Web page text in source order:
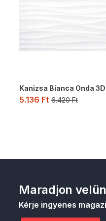
Kanizsa Bianca Onda 3D
5.136 Ft 6.420Ft
Maradjon
Kérje ingyenes